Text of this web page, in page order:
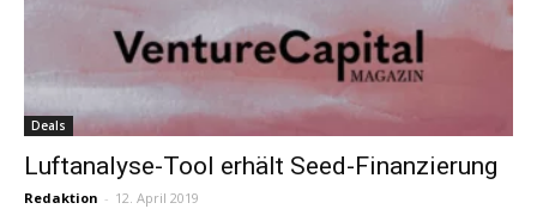
Deals
Luftanalyse-Tool erhält Seed-Finanzierung
Redaktion - 12. April 2019